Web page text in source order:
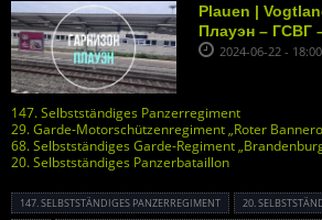
Plauen |
Плауэн – ГСВГ
2024-06-22 -
147. Selbstständiges Panzerregiment
29. Garde-Motorschützenregiment „Roter
68. Selbstständiges Garde-Regiment
20. Selbstständiges Panzerbataillon
147. SELBSTSTÄNDIGES PANZERREGIMENT
20.